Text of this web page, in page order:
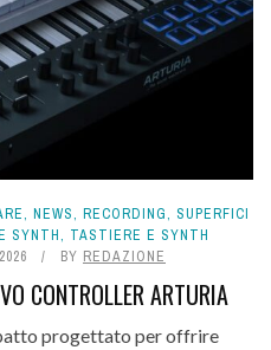
, NEWS, RECORDING, SUPERFICI
SYNTH, TASTIERE E SYNTH
BY REDAZIONE
CONTROLLER ARTURIA
progettato per offrire